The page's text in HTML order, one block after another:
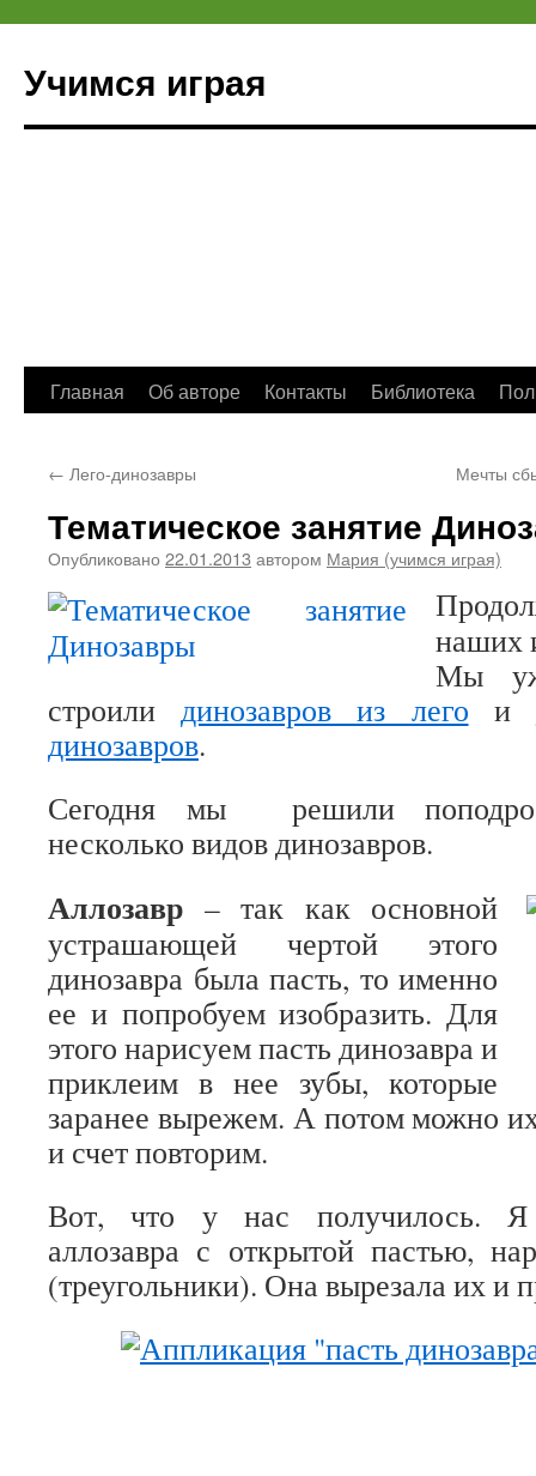
Учимся играя
Перейти
содержимому
Главная Об авторе Контакты Библиотека
← Лего-динозавры Мечты
Тематическое занятие
Опубликовано 22.01.2013 автором Мария (учимся играя)
наших
Мы
строилидинозавров из лего и
динозавров.
Сегодня мы решили
несколько видов динозавров.
Аллозавр – так как основной
устрашающей чертой этого
динозавра была пасть, то именно
ее и попробуем изобразить. Для
этого нарисуем пасть динозавра и
приклеим в нее зубы, которые
заранее вырежем. А потом можно их
и счет повторим.
Вот, что у нас получилось. Я
аллозавра с открытой пастью,
(треугольники). Она вырезала их и